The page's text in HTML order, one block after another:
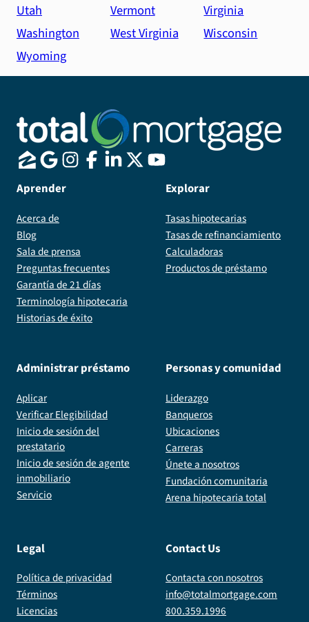
Utah
Vermont
Virginia
Washington
West Virginia
Wisconsin
Wyoming
Aprender
Acerca de
Blog
Sala de prensa
Preguntas frecuentes
Garantía de 21 días
Terminología hipotecaria
Historias de éxito
Explorar
Tasas hipotecarias
Tasas de refinanciamiento
Calculadoras
Productos de préstamo
Administrar préstamo
Aplicar
Verificar Elegibilidad
Inicio de sesión del
prestatario
Inicio de sesión de agente
inmobiliario
Servicio
Personas y comunidad
Liderazgo
Banqueros
Ubicaciones
Carreras
Únete a nosotros
Fundación comunitaria
Arena hipotecaria total
Legal
Política de privacidad
Términos
Licencias
Contact Us
Contacta con nosotros
info@totalmortgage.com
800.359.1996